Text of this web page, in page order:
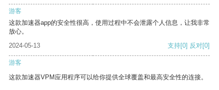
游客
这款加速器app的安全性很高，使用过程中不会泄露个人信息，让我非常
放心。
2024-05-13
支持[0] 反对[0]
游客
这款加速器VPM应用程序可以给你提供全球覆盖和最高安全性的连接。